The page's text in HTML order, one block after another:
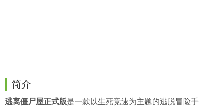
简介
逃离僵尸屋正式版是一款以生死竞速为主题的逃脱冒险手